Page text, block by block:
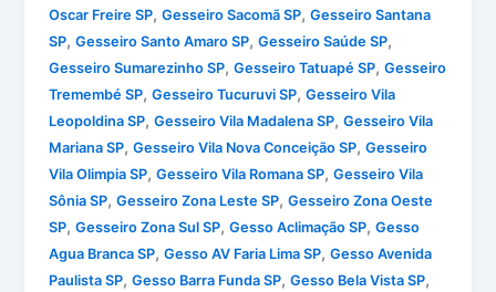
Oscar Freire SP,Gesseiro Sacomã SP,Gesseiro Santana
SP,Gesseiro Santo Amaro SP,Gesseiro Saúde SP,
Gesseiro Sumarezinho SP,Gesseiro Tatuapé SP,Gesseiro
Tremembé SP,Gesseiro Tucuruvi SP,Gesseiro Vila
Leopoldina SP,Gesseiro Vila Madalena SP,Gesseiro Vila
Mariana SP,Gesseiro Vila Nova Conceição SP,Gesseiro
Vila Olimpia SP,Gesseiro Vila Romana SP,Gesseiro Vila
Sônia SP,Gesseiro Zona Leste SP,Gesseiro Zona Oeste
SP,Gesseiro Zona Sul SP,Gesso Aclimação SP,Gesso
Agua Branca SP,Gesso AV Faria Lima SP,Gesso Avenida
Paulista SP,Gesso Barra Funda SP,Gesso Bela Vista SP,